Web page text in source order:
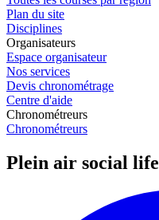
Plan du site
Disciplines
Organisateurs
Espace organisateur
Nos services
Devis chronométrage
Centre d'aide
Chronométreurs
Chronométreurs
Plein air social life